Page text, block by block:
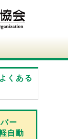
くある
ー
自動